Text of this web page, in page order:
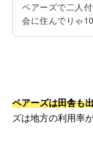
ペアーズで二人
会に住んでりゃ
ペアーズは田舎も
ズは地方の利用率